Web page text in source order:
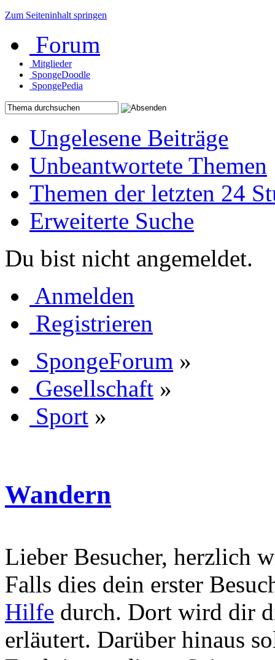
Zum Seiteninhalt springen
Forum
Mitglieder
SpongeDoodle
SpongePedia
Ungelesene Beiträge
Unbeantwortete Themen
Themen der letzten 24
Erweiterte Suche
Du bist nicht angemeldet.
Anmelden
Registrieren
SpongeForum »
Gesellschaft »
Sport »
Wandern
Lieber Besucher, herzlich
Falls dies dein erster
Hilfe durch. Dort wird dir
erläutert. Darüber hinaus